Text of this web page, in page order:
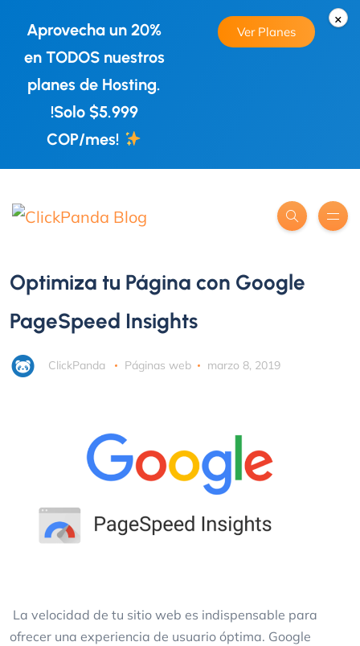
×
Aprovecha un 20%
en TODOS nuestros
planes de Hosting.
!Solo $5.999
COP/mes!
Ver Planes
Optimiza tu Página con Google
PageSpeed Insights
ClickPanda Páginas web marzo 8, 2019
La velocidad de tu sitio web es indispensable para
ofrecer una experiencia de usuario óptima. Google